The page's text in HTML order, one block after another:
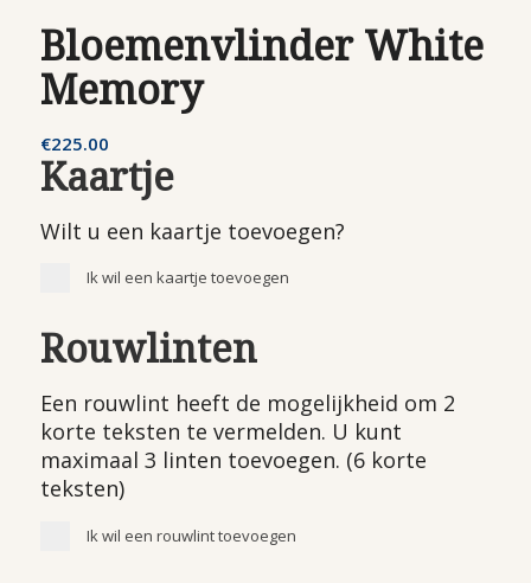
Bloemenvlinder White
Memory
€225.00
Kaartje
Wilt u een kaartje toevoegen?
Ik wil een kaartje toevoegen
Rouwlinten
Een rouwlint heeft de mogelijkheid om 2
korte teksten te vermelden. U kunt
maximaal 3 linten toevoegen. (6 korte
teksten)
Ik wil een rouwlint toevoegen